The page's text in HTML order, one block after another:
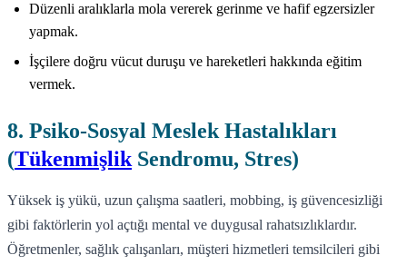
Düzenli aralıklarla mola vererek gerinme ve hafif egzersizler
yapmak.
İşçilere doğru vücut duruşu ve hareketleri hakkında eğitim
vermek.
8. Psiko-Sosyal Meslek Hastalıkları
(TükenmişlikSendromu, Stres)
Yüksek iş yükü, uzun çalışma saatleri, mobbing, iş güvencesizliği
gibi faktörlerin yol açtığı mental ve duygusal rahatsızlıklardır.
Öğretmenler, sağlık çalışanları, müşteri hizmetleri temsilcileri gibi